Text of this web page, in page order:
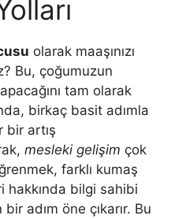
olarak maaşınızı
Bu, çoğumuzun
tam olarak
birkaç basit adımla
bir artış
mesleki gelişim çok
farklı kumaş
hakkında bilgi sahibi
adım öne çıkarır. Bu